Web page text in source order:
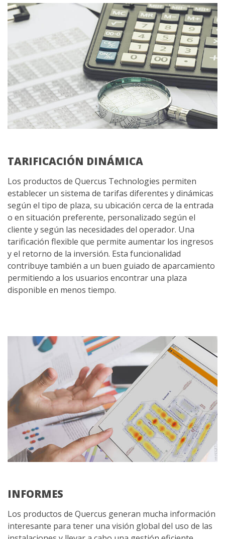
TARIFICACIÓN DINÁMICA
Los productos de Quercus Technologies permiten
establecer un sistema de tarifas diferentes y dinámicas
según el tipo de plaza, su ubicación cerca de la entrada
o en situación preferente, personalizado según el
cliente y según las necesidades del operador. Una
tarificación flexible que permite aumentar los ingresos
y el retorno de la inversión. Esta funcionalidad
contribuye también a un buen guiado de aparcamiento
permitiendo a los usuarios encontrar una plaza
disponible en menos tiempo.
INFORMES
Los productos de Quercus generan mucha información
interesante para tener una visión global del uso de las